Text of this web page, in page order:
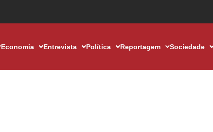
Economia Entrevista Política Reportagem Sociedade